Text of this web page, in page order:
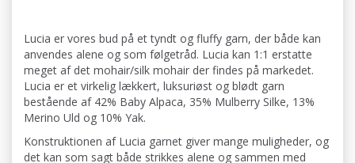
Lucia er vores bud på et tyndt og fluffy garn, der både kan
anvendes alene og som følgetråd. Lucia kan 1:1 erstatte
meget af det mohair/silk mohair der findes på markedet.
Lucia er et virkelig lækkert, luksuriøst og blødt garn
bestående af 42% Baby Alpaca, 35% Mulberry Silke, 13%
Merino Uld og 10% Yak.
Konstruktionen af Lucia garnet giver mange muligheder, og
det kan som sagt både strikkes alene og sammen med